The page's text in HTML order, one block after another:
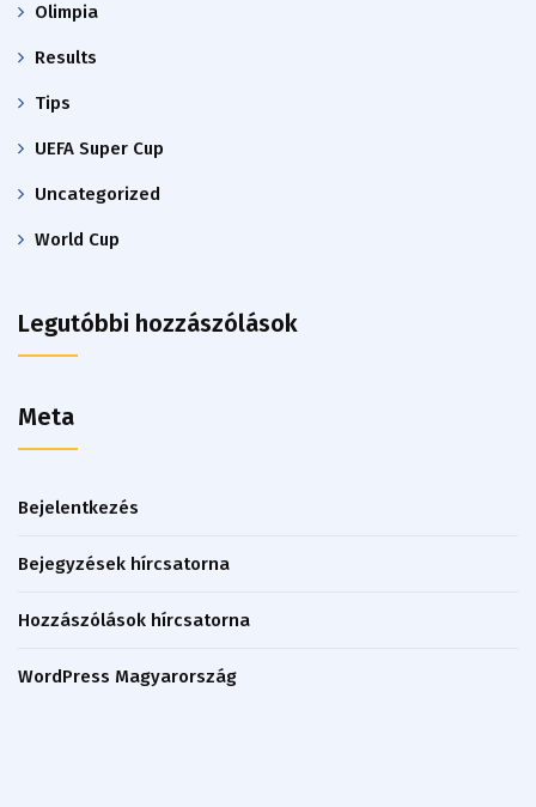
Olimpia
Results
Tips
UEFA Super Cup
Uncategorized
World Cup
Legutóbbi hozzászólások
Meta
Bejelentkezés
Bejegyzések hírcsatorna
Hozzászólások hírcsatorna
WordPress Magyarország